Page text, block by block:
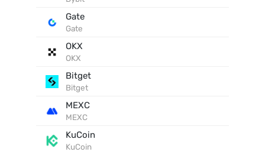
Gate
Gate
OKX
OKX
Bitget
Bitget
MEXC
MEXC
KuCoin
KuCoin